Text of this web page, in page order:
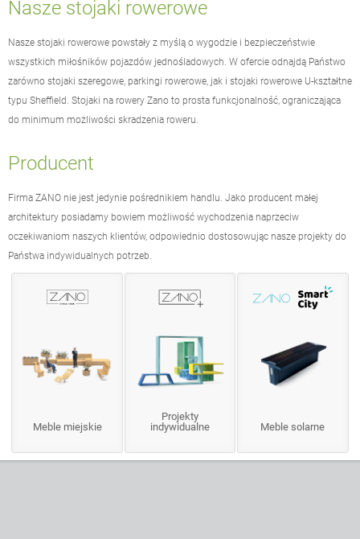
Nasze stojaki rowerowe
Nasze stojaki rowerowe powstały z myślą o wygodzie i bezpieczeństwie
wszystkich miłośników pojazdów jednośladowych. W ofercie odnajdą Państwo
zarówno stojaki szeregowe, parkingi rowerowe, jak i stojaki rowerowe U-kształtne
typu Sheffield. Stojaki na rowery Zano to prosta funkcjonalność, ograniczająca
do minimum możliwości skradzenia roweru.
Producent
Firma ZANO nie jest jedynie pośrednikiem handlu. Jako producent małej
architektury posiadamy bowiem możliwość wychodzenia naprzeciw
oczekiwaniom naszych klientów, odpowiednio dostosowując nasze projekty do
Państwa indywidualnych potrzeb.
Meble miejskie
Projekty
indywidualne
Meble solarne